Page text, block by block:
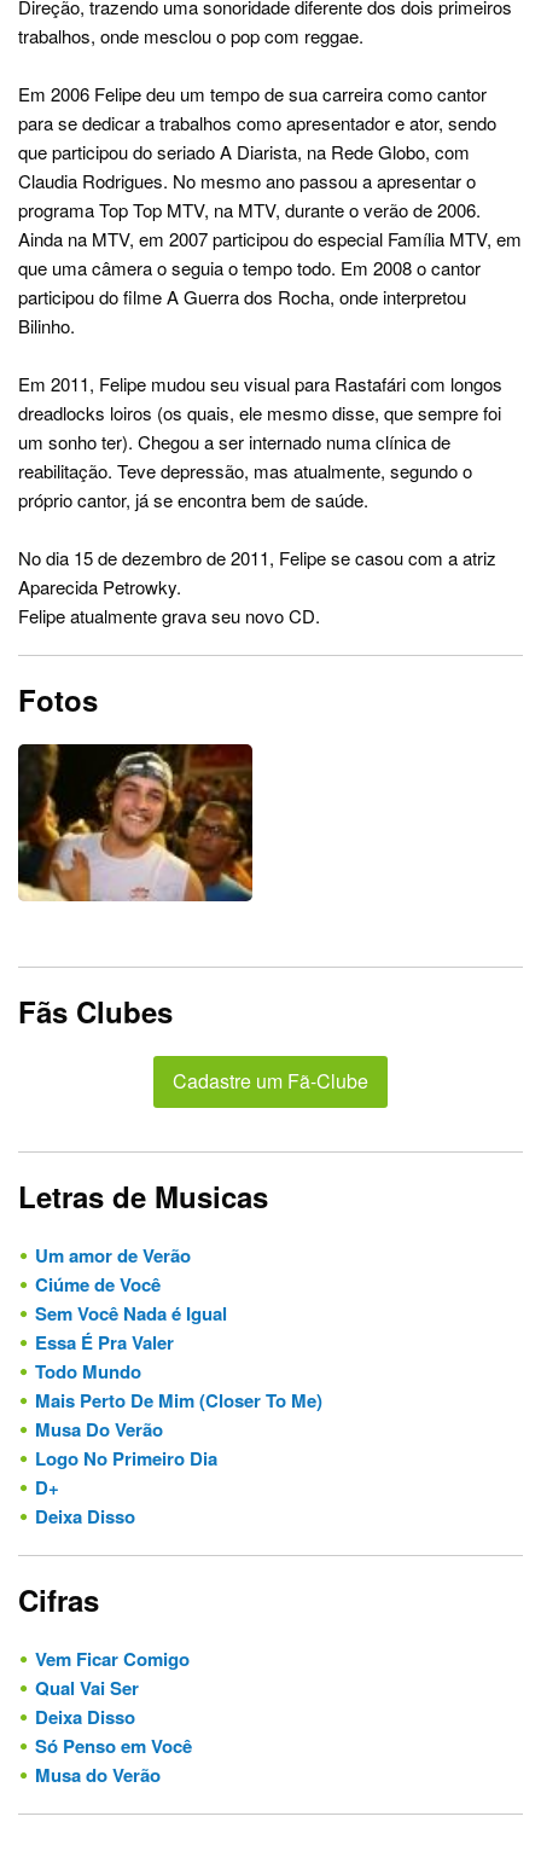
Direção, trazendo uma sonoridade diferente dos dois primeiros
trabalhos, onde mesclou o pop com reggae.
Em 2006 Felipe deu um tempo de sua carreira como cantor
para se dedicar a trabalhos como apresentador e ator, sendo
que participou do seriado A Diarista, na Rede Globo, com
Claudia Rodrigues. No mesmo ano passou a apresentar o
programa Top Top MTV, na MTV, durante o verão de 2006.
Ainda na MTV, em 2007 participou do especial Família MTV, em
que uma câmera o seguia o tempo todo. Em 2008 o cantor
participou do filme A Guerra dos Rocha, onde interpretou
Bilinho.
Em 2011, Felipe mudou seu visual para Rastafári com longos
dreadlocks loiros (os quais, ele mesmo disse, que sempre foi
um sonho ter). Chegou a ser internado numa clínica de
reabilitação. Teve depressão, mas atualmente, segundo o
próprio cantor, já se encontra bem de saúde.
No dia 15 de dezembro de 2011, Felipe se casou com a atriz
Aparecida Petrowky.
Felipe atualmente grava seu novo CD.
Fotos
Fãs Clubes
Cadastre um Fã-Clube
Letras de Musicas
Um amor de Verão
Ciúme de Você
Sem Você Nada é Igual
Essa É Pra Valer
Todo Mundo
Mais Perto De Mim (Closer To Me)
Musa Do Verão
Logo No Primeiro Dia
D+
Deixa Disso
Cifras
Vem Ficar Comigo
Qual Vai Ser
Deixa Disso
Só Penso em Você
Musa do Verão